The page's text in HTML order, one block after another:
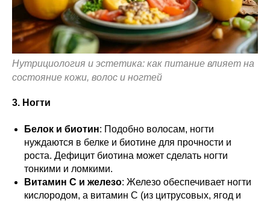
Нутрициология и эстетика: как питание влияет на
состояние кожи, волос и ногтей
3. Ногти
Белок и биотин: Подобно волосам, ногти
нуждаются в белке и биотине для прочности и
роста. Дефицит биотина может сделать ногти
тонкими и ломкими.
Витамин C и железо: Железо обеспечивает ногти
кислородом, а витамин C (из цитрусовых, ягод и